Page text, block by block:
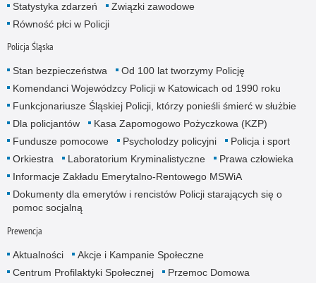
Statystyka zdarzeń
Związki zawodowe
Równość płci w Policji
Policja Śląska
Stan bezpieczeństwa
Od 100 lat tworzymy Policję
Komendanci Wojewódzcy Policji w Katowicach od 1990 roku
Funkcjonariusze Śląskiej Policji, którzy ponieśli śmierć w służbie
Dla policjantów
Kasa Zapomogowo Pożyczkowa (KZP)
Fundusze pomocowe
Psycholodzy policyjni
Policja i sport
Orkiestra
Laboratorium Kryminalistyczne
Prawa człowieka
Informacje Zakładu Emerytalno-Rentowego MSWiA
Dokumenty dla emerytów i rencistów Policji starających się o
pomoc socjalną
Prewencja
Aktualności
Akcje i Kampanie Społeczne
Centrum Profilaktyki Społecznej
Przemoc Domowa